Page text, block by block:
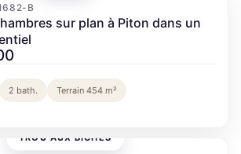
B
sur plan à Piton dans un
2 bath. Terrain 454 m²
TROU AUX BICHES